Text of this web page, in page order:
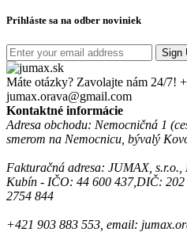
Prihláste sa na odber noviniek
Sign
Máte otázky? Zavolajte nám 24/7!
jumax.orava@gmail.com
Kontaktné informácie
Adresa obchodu: Nemocničná 1
smerom na Nemocnicu, bývalý
Fakturačná adresa: JUMAX,
Kubín - IČO: 44 600 437,DIČ:
2754 844
+421 903 883 553, email: